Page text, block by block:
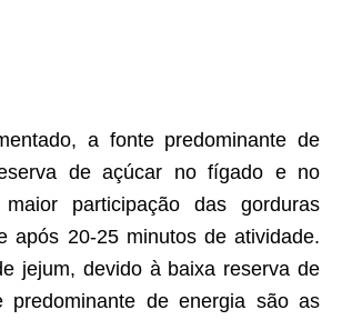
a fonte predominante de
de açúcar no fígado e no
participação das gorduras
após 20-25 minutos de atividade.
jejum, devido à baixa reserva de
predominante de energia são as